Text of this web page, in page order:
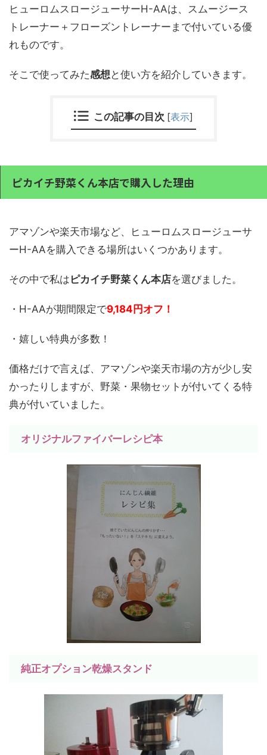
ヒューロムスロージューサーH-AAは、スムージース
トレーナー＋フローズントレーナーまで付いている優
れものです。
そこで使ってみた感想と使い方を紹介していきます。
この記事の目次 [表示]
ピカイチ野菜くん本店で購入した理由
アマゾンや楽天市場など、ヒューロムスロージューサ
ーH-AAを購入できる場所はいくつかあります。
その中で私は ピカイチ野菜くん本店を選びました。
・H-AAが期間限定で9,184円オフ！
・嬉しい特典が多数！
価格だけで言えば、アマゾンや楽天市場の方が少し安
かったりしますが、野菜・果物セットが付いてくる特
典が付いていました。
オリジナルファイバーレシピ本
純正オプション乾燥スタンド